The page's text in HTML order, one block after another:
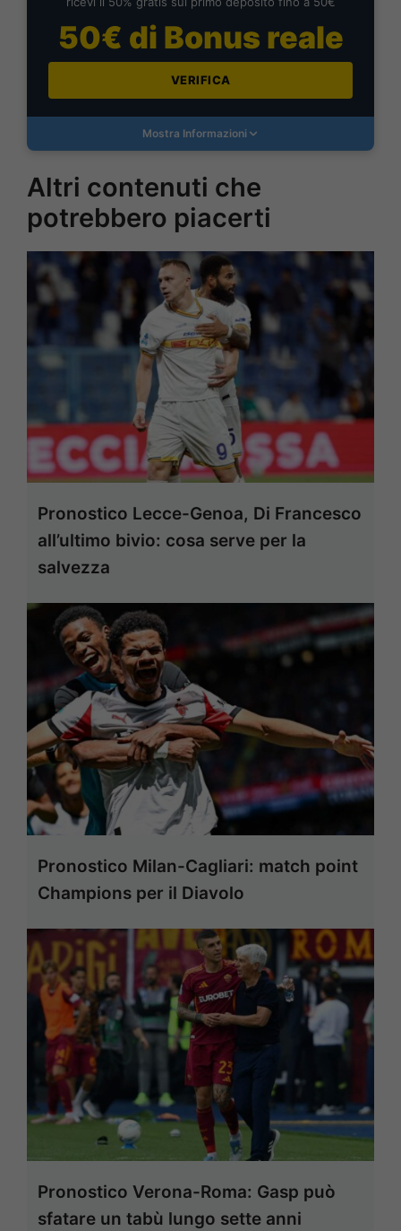
50€ di Bonus reale
VERIFICA
Mostra Informazioni
Altri contenuti che
potrebbero piacerti
Pronostico Lecce-Genoa, Di Francesco
all’ultimo bivio: cosa serve per la
salvezza
Pronostico Milan-Cagliari: match point
Champions per il Diavolo
Pronostico Verona-Roma: Gasp può
sfatare un tabù lungo sette anni